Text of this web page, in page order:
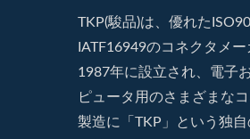
TKP(駿品)は、優れた
IATF16949のコネクタメー
1987年に設立され、電子
ピュータ用のさまざまな
製造に「TKP」という独